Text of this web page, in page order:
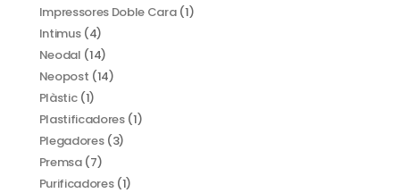
Impressores Doble Cara(1)
Intimus(4)
Neodal (14)
Neopost (14)
Plàstic(1)
Plastificadores(1)
Plegadores(3)
Premsa(7)
Purificadores(1)